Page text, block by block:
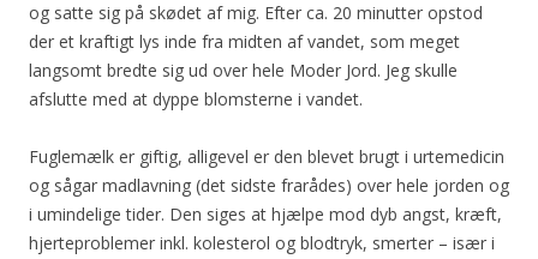
og satte sig på skødet af mig. Efter ca. 20 minutter opstod
der et kraftigt lys inde fra midten af vandet, som meget
langsomt bredte sig ud over hele Moder Jord. Jeg skulle
afslutte med at dyppe blomsterne i vandet.
Fuglemælk er giftig, alligevel er den blevet brugt i urtemedicin
og sågar madlavning (det sidste frarådes) over hele jorden og
i umindelige tider. Den siges at hjælpe mod dyb angst, kræft,
hjerteproblemer inkl. kolesterol og blodtryk, smerter – især i